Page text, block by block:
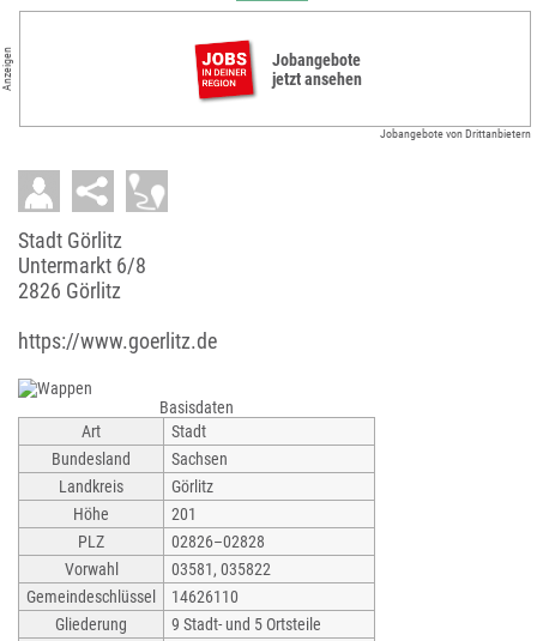
Anzeigen
Jobangebote
jetzt ansehen
Jobangebote von Drittanbietern
Stadt Görlitz
Untermarkt 6/8
2826 Görlitz
https://www.goerlitz.de
Basisdaten
Art
Stadt
Bundesland
Sachsen
Landkreis
Görlitz
Höhe
201
PLZ
02826–02828
Vorwahl
03581, 035822
Gemeindeschlüssel
14626110
Gliederung
9 Stadt- und 5 Ortsteile